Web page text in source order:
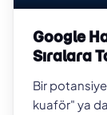
Google
Sıralara
Bir
kuaför" ya